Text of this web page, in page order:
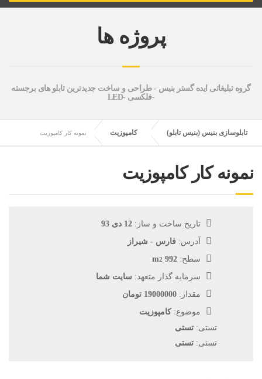
پروژه ها
گروه تبلیغاتی ایده گستر بنیس - طراحی و ساخت جدیدترین تابلو های برجسته
-فلکسی -LED
تابلوسازی بنیس (بنیس تابلو) کامپوزیت نمونه کار کامپوزیت
نمونه کار کامپوزیت
تاریخ ساخت و ساز: 12 دی 93
آدرس: فارس - شیراز
سطح: 992 m
2
سرمایه گذار متعهد: سایت شما
مقدار: 19000000 تومان
موضوع: کامپوزیت
تستی: تستی
تستی: تستی